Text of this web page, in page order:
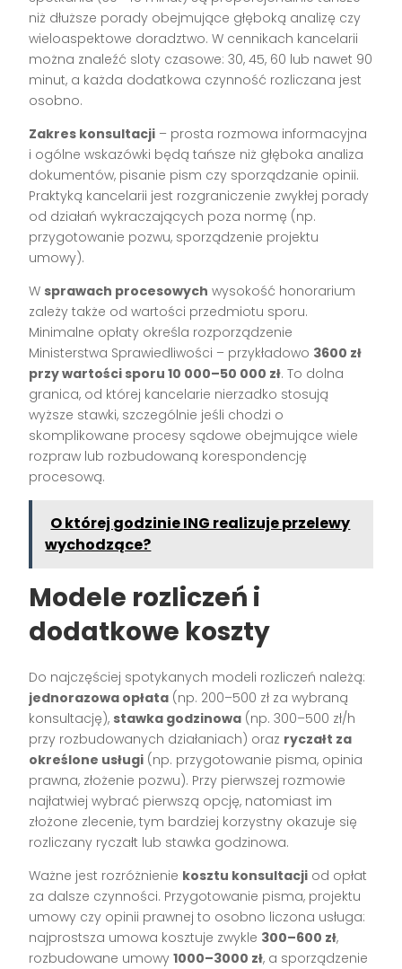
niż dłuższe porady obejmujące głęboką analizę czy
wieloaspektowe doradztwo. W cennikach kancelarii
można znaleźć sloty czasowe: 30, 45, 60 lub nawet 90
minut, a każda dodatkowa czynność rozliczana jest
osobno.
Zakres konsultacji – prosta rozmowa informacyjna
i ogólne wskazówki będą tańsze niż głęboka analiza
dokumentów, pisanie pism czy sporządzanie opinii.
Praktyką kancelarii jest rozgraniczenie zwykłej porady
od działań wykraczających poza normę (np.
przygotowanie pozwu, sporządzenie projektu
umowy).
W sprawach procesowych wysokość honorarium
zależy także od wartości przedmiotu sporu.
Minimalne opłaty określa rozporządzenie
Ministerstwa Sprawiedliwości – przykładowo 3600 zł
przy wartości sporu 10 000–50 000 zł. To dolna
granica, od której kancelarie nierzadko stosują
wyższe stawki, szczególnie jeśli chodzi o
skomplikowane procesy sądowe obejmujące wiele
rozpraw lub rozbudowaną korespondencję
procesową.
O której godzinie ING realizuje przelewy
wychodzące?
Modele rozliczeń i
dodatkowe koszty
Do najczęściej spotykanych modeli rozliczeń należą:
jednorazowa opłata (np. 200–500 zł za wybraną
konsultację), stawka godzinowa (np. 300–500 zł/h
przy rozbudowanych działaniach) oraz ryczałt za
określone usługi (np. przygotowanie pisma, opinia
prawna, złożenie pozwu). Przy pierwszej rozmowie
najłatwiej wybrać pierwszą opcję, natomiast im
złożone zlecenie, tym bardziej korzystny okazuje się
rozliczany ryczałt lub stawka godzinowa.
Ważne jest rozróżnienie kosztu konsultacji od opłat
za dalsze czynności. Przygotowanie pisma, projektu
umowy czy opinii prawnej to osobno liczona usługa:
najprostsza umowa kosztuje zwykle 300–600 zł,
rozbudowane umowy1000–3000 zł, a sporządzenie